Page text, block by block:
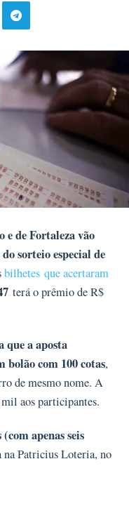
e de Fortaleza vão
sorteio especial de
bilhetes que acertaram
terá o prêmio de R$
que a aposta
bolão com 100 cotas,
de mesmo nome. A
aos participantes.
apenas seis
Patricius Loteria, no